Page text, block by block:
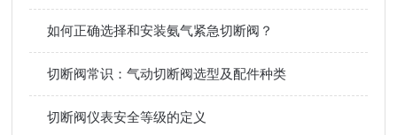
如何正确选择和安装氨气紧急切断阀？
切断阀常识：气动切断阀选型及配件种类
切断阀仪表安全等级的定义